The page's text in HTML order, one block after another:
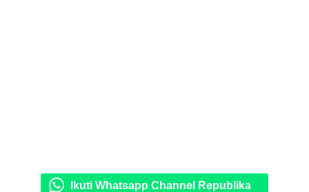
Ikuti Whatsapp Channel Republika